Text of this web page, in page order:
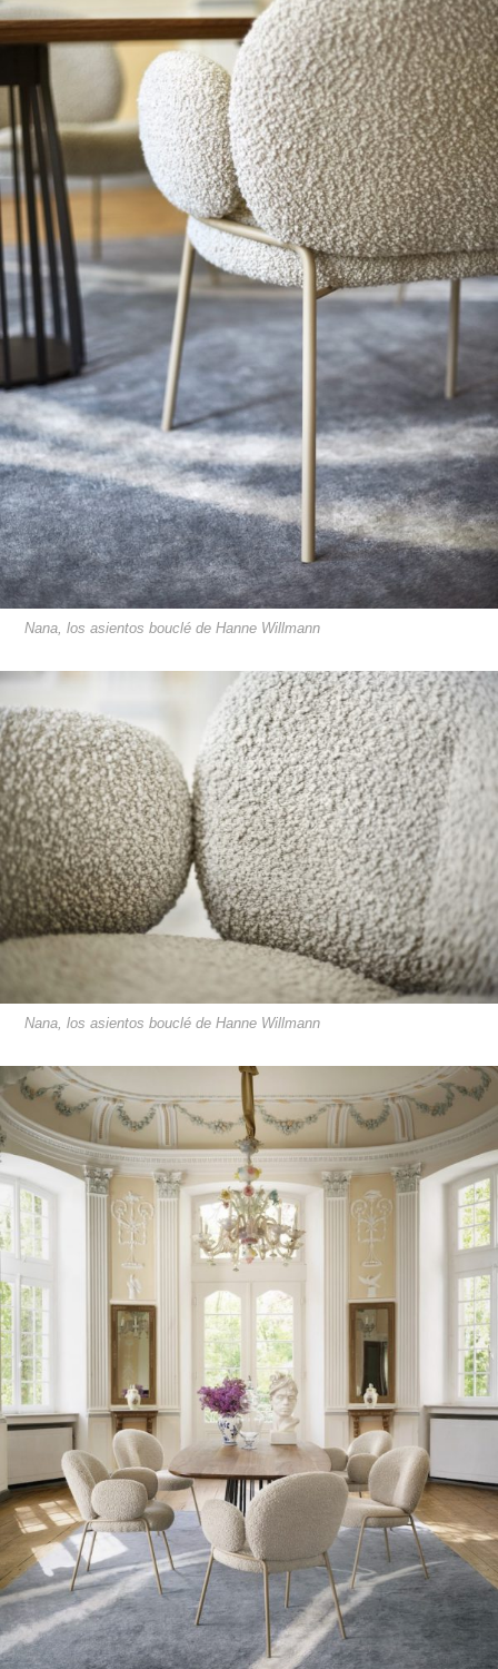
Nana, los asientos bouclé de Hanne Willmann
Nana, los asientos bouclé de Hanne Willmann